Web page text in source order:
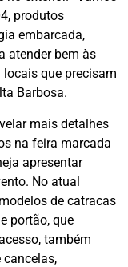
produtos
embarcada,
atender bem às
locais que precisam
Barbosa.
mais detalhes
na feira marcada
apresentar
No atual
de catracas
portão, que
também